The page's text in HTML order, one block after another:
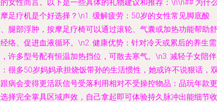
女性而言。以下是一些具体的礼物建议和推荐：\n\n## 为什
足疗机是个好选择？\n1. 缓解疲劳 ：50岁的女性常见脚底酸
腿部浮肿，按摩足疗椅可以通过滚轮、气囊或加热功能帮助舒
络、促进血液循环。\n2. 健康优势 ：针对冷天或累后的养生需
许多型号配有恒温加热挡位，可散去寒气。\n3. 减轻子女陪
：很多50岁妈妈承担烧饭带孙的生活惯性，她或许不说狠话，
病会变得更活跃信号受落利用相对不受操控物品：品玩年款更
择完全掌具区域声效，自己拿起即可体验持久脉冲出能细节收